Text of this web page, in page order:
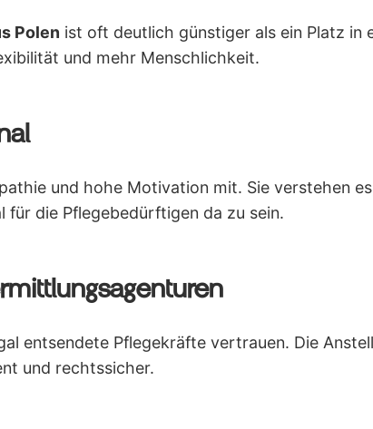
Polen ist oft deutlich günstiger als ein Platz in
und mehr Menschlichkeit.
und hohe Motivation mit. Sie verstehen
die Pflegebedürftigen da zu sein.
entsendete Pflegekräfte vertrauen. Die
und rechtssicher.